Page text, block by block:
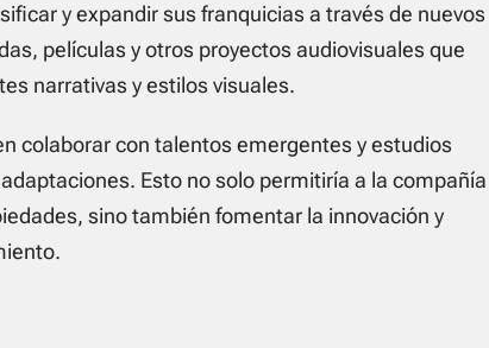
y expandir sus franquicias a través de nuevos
películas y otros proyectos audiovisuales que
narrativas y estilos visuales.
colaborar con talentos emergentes y estudios
Esto no solo permitiría a la compañía
sino también fomentar la innovación y